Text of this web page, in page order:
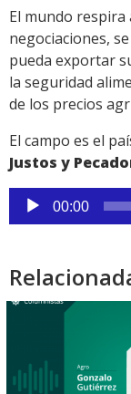
El mundo respira
negociaciones,
pueda exportar
la seguridad
de los precios
El campo es el
Justos y
Reproductor
de
00:00